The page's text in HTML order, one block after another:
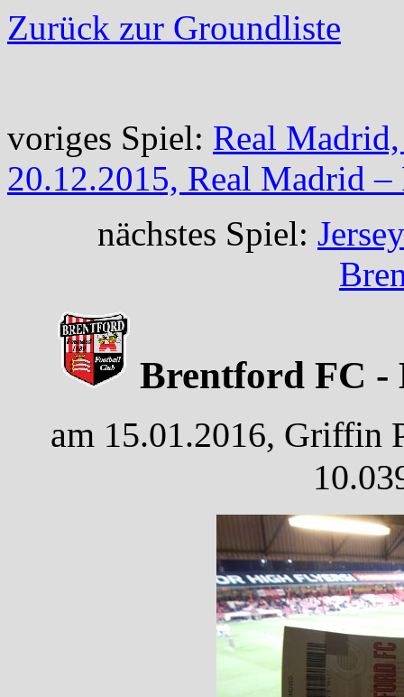
Zurück zur Groundliste
voriges Spiel: Real
20.12.2015, Real Madrid –
nächstes Spiel:
Brentford FC -
am 15.01.2016, Griffin